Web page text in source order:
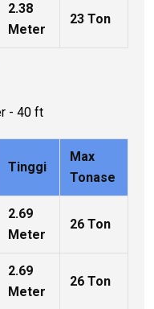
2.38
Meter
23 Ton
Tinggi
Max
Tonase
2.69
Meter
26 Ton
2.69
Meter
26 Ton